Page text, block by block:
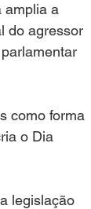
amplia a
do agressor
como forma
o Dia
legislação